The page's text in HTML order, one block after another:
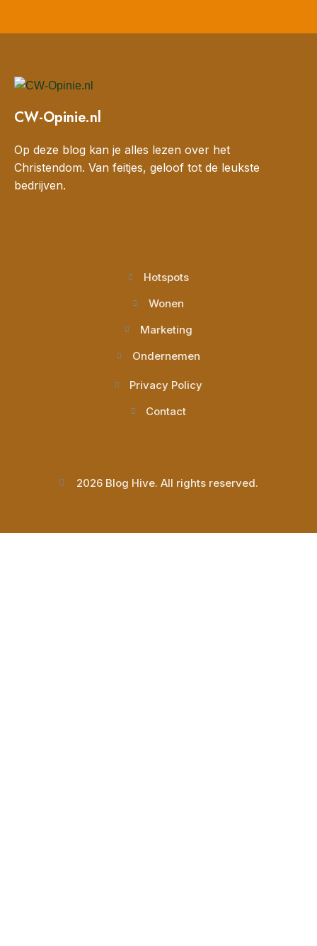
CW-Opinie.nl
Op deze blog kan je alles lezen over het
Christendom. Van feitjes, geloof tot de leukste
bedrijven.
Hotspots
Wonen
Marketing
Ondernemen
Privacy Policy
Contact
2026 Blog Hive. All rights reserved.